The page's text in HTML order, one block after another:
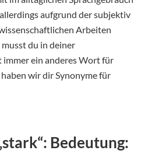
aufgrund der subjektiv
Arbeiten
du in deiner
ein anderes Wort für
wir dir Synonyme für
Bedeutung: